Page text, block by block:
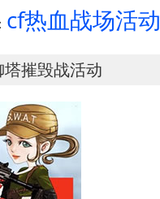
cf热血战场活动
摧毁战活动